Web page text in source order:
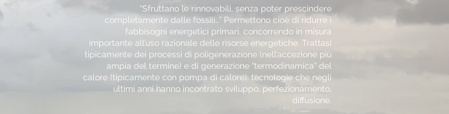
“Sfruttano le rinnovabili, senza poter prescindere
completamente dalle fossili…” Permettono cioè di ridurre i
fabbisogni energetici primari, concorrendo in misura
importante all’uso razionale delle risorse energetiche. Trattasi
tipicamente dei processi di poligenerazione (nell’accezione più
ampia del termine) e di generazione “termodinamica” del
calore (tipicamente con pompa di calore): tecnologie che negli
ultimi anni hanno incontrato sviluppo, perfezionamento,
diffusione.